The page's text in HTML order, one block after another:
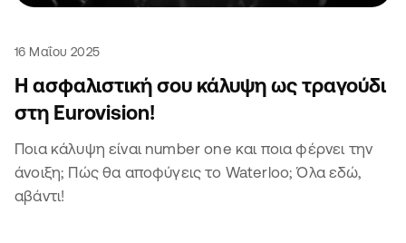
16 Μαΐου 2025
Η ασφαλιστική σου κάλυψη ως τραγούδι
στη Eurovision!
Ποια κάλυψη είναι number one και ποια φέρνει την
άνοιξη; Πώς θα αποφύγεις το Waterloo; Όλα εδώ,
αβάντι!